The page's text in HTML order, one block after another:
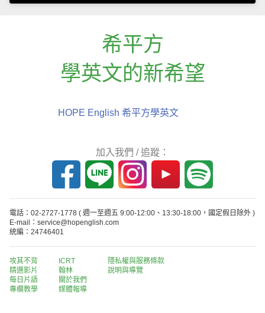
希平方
學英文的新希望
HOPE English 希平方學英文
加入我們 / 追蹤：
電話：02-2727-1778 ( 週一至週五 9:00-12:00、13:30-18:00，國定假日除外 )
E-mail：service@hopenglish.com
統編：24746401
攻其不背
精選影片
每日片語
專欄教學
ICRT
翰林
關於我們
媒體報導
隱私權與服務條款
說明與導覽